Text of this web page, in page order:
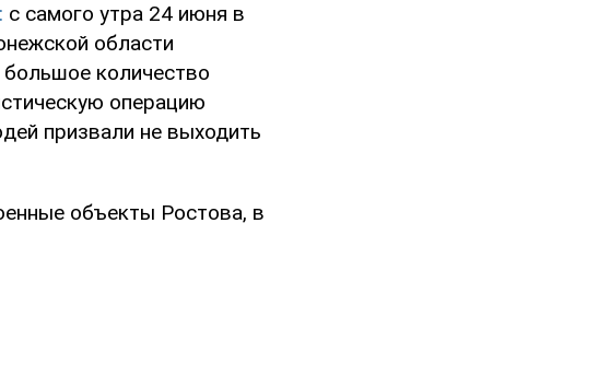
с самого утра 24 июня в
области
количество
операцию
призвали не выходить
объекты Ростова, в